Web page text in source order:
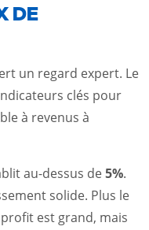
DE
un regard expert. Le
clés pour
à revenus à
au-dessus de5%.
solide. Plus le
est grand, mais